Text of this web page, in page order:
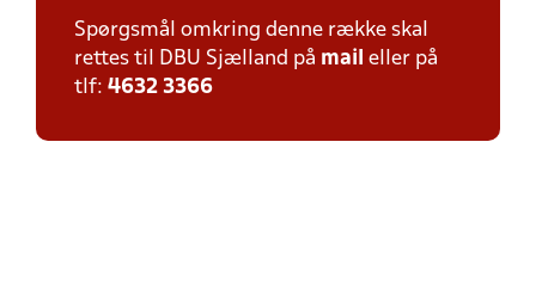
Spørgsmål omkring denne række skal
rettes til DBU Sjælland på mail eller på
tlf: 4632 3366